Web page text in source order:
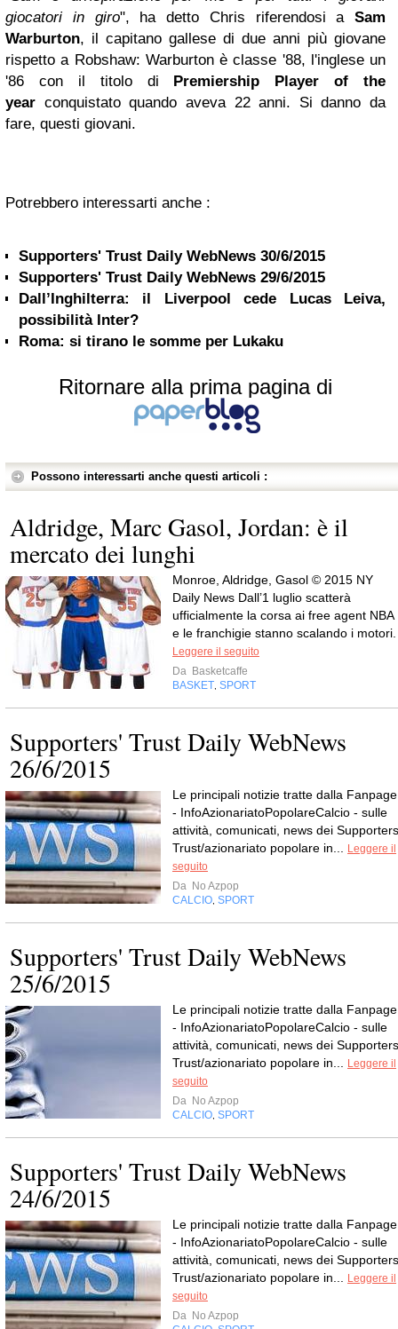
giocatori in giro", ha detto Chris riferendosi a Sam
Warburton, il capitano gallese di due anni più giovane
rispetto a Robshaw: Warburton è classe '88, l'inglese un
'86 con il titolo di Premiership Player of the
year conquistato quando aveva 22 anni. Si danno da
fare, questi giovani.
Potrebbero interessarti anche :
Supporters' Trust Daily WebNews 30/6/2015
Supporters' Trust Daily WebNews 29/6/2015
Dall’Inghilterra: il Liverpool cede Lucas Leiva,
possibilità Inter?
Roma: si tirano le somme per Lukaku
Ritornare alla prima pagina di
Possono interessarti anche questi articoli :
Aldridge, Marc Gasol, Jordan: è il
mercato dei lunghi
Monroe, Aldridge, Gasol © 2015 NY
Daily News Dall’1 luglio scatterà
ufficialmente la corsa ai free agent NBA
e le franchigie stanno scalando i motori.
Leggere il seguito
Da Basketcaffe
BASKET SPORT
Supporters' Trust Daily WebNews
26/6/2015
Le principali notizie tratte dalla Fanpage
- InfoAzionariatoPopolareCalcio - sulle
attività, comunicati, news dei
Trust/azionariato popolare in...
Leggere il
seguito
Da No Azpop
CALCIO SPORT
Supporters' Trust Daily WebNews
25/6/2015
Le principali notizie tratte dalla Fanpage
- InfoAzionariatoPopolareCalcio - sulle
attività, comunicati, news dei
Trust/azionariato popolare in...
Leggere il
seguito
Da No Azpop
CALCIO SPORT
Supporters' Trust Daily WebNews
24/6/2015
Le principali notizie tratte dalla Fanpage
- InfoAzionariatoPopolareCalcio - sulle
attività, comunicati, news dei
Trust/azionariato popolare in...
Leggere il
seguito
Da No Azpop